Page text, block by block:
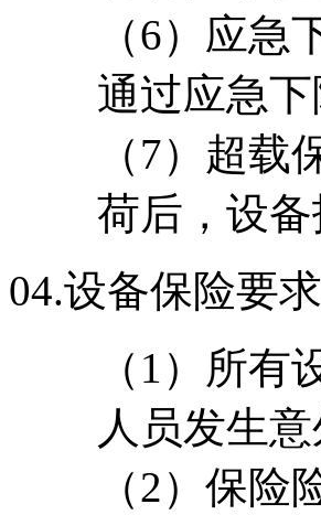
（6）应
通过应急
（7）超
荷后，设
04.设备保险要求
（1）所
人员发生
（2）保